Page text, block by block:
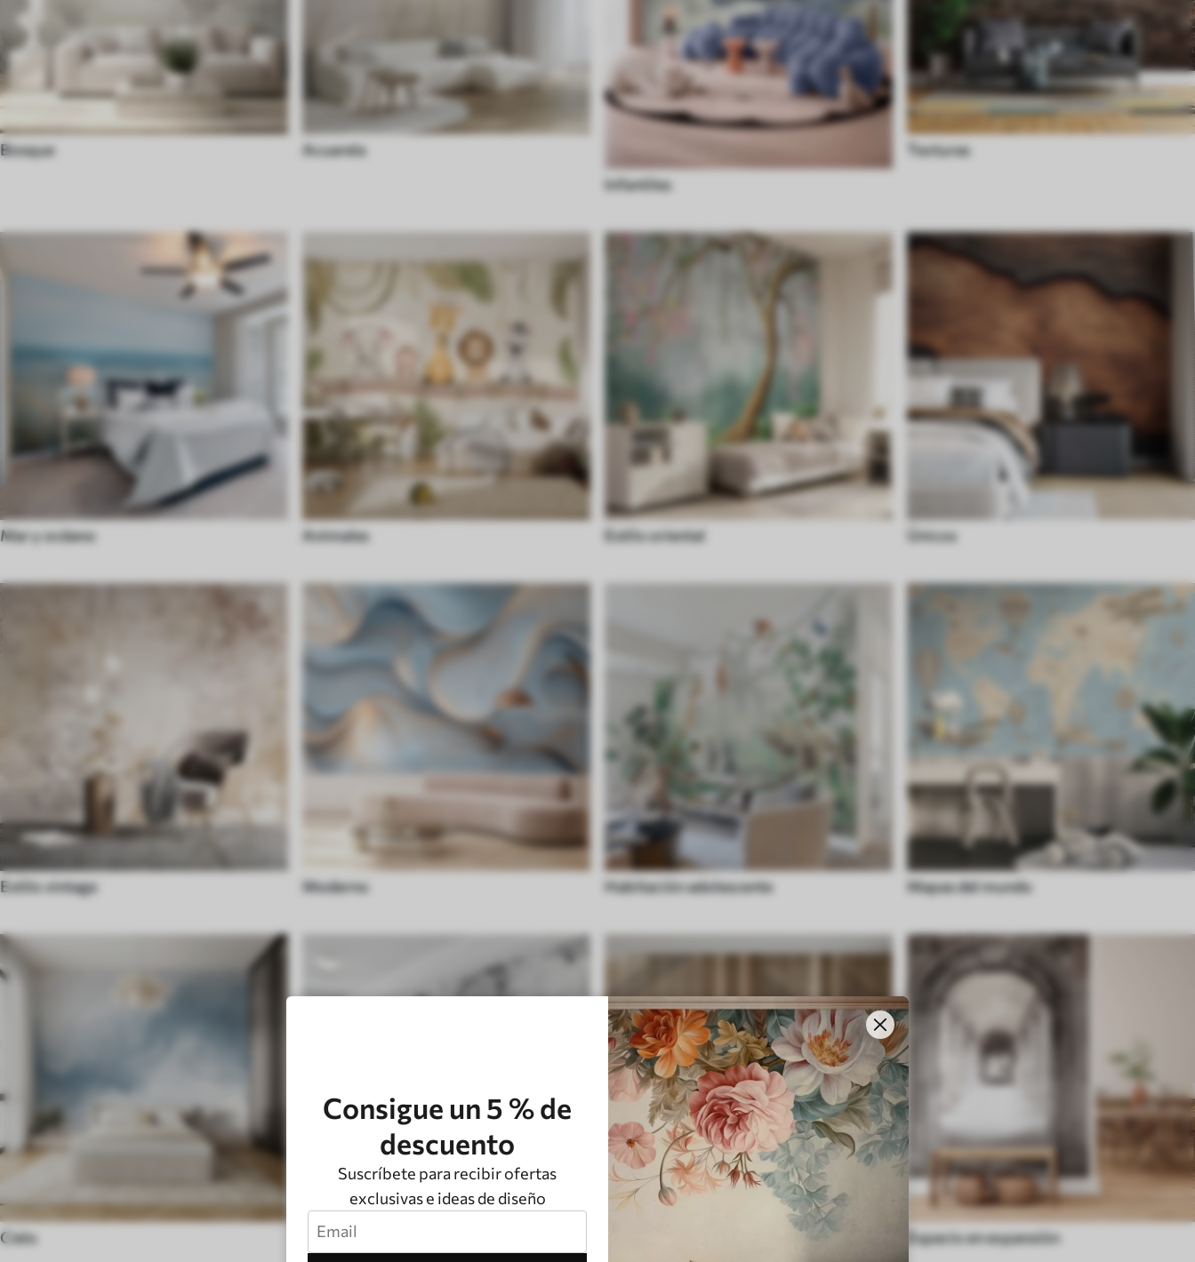
Consigue un 5 % de
descuento
Suscríbete para recibir ofertas
exclusivas e ideas de diseño
Bosque
Acuarela
Infantiles
Texturas
Mar y océano Animales Estilo oriental Únicos
Estilo vintage Moderno Habitación adolescente Mapas del mundo
Cielo Blanco y negro Espacio en expansión